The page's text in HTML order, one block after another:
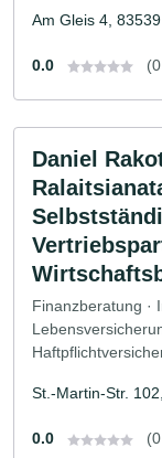
Am Gleis 4,
0.0
Daniel
Finanzberatung ·
St.-Martin-Str.
0.0